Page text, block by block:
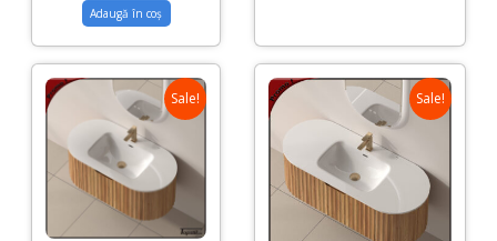
Adaugă în coș
Sale! Sale!